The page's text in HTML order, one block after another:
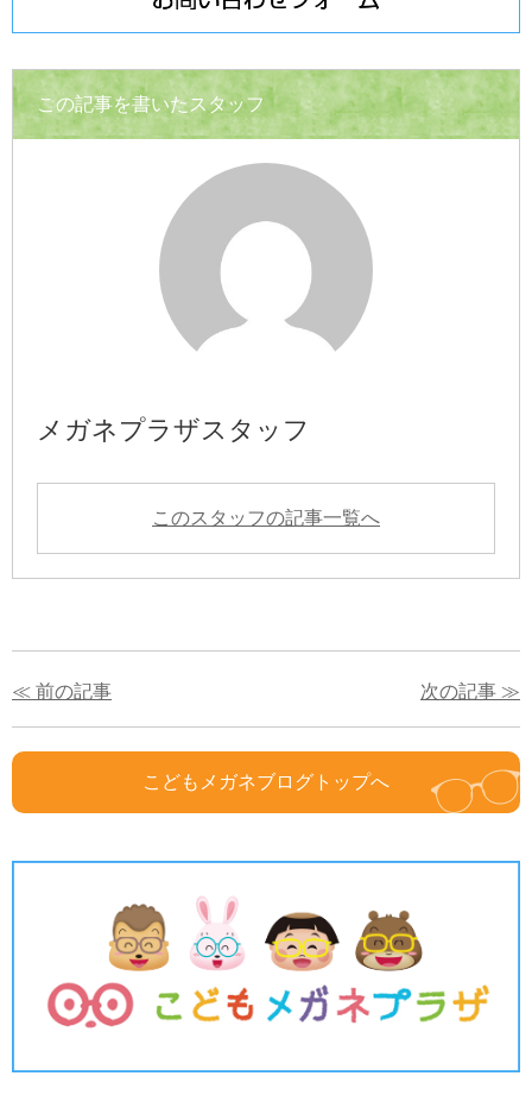
この記事を書いたスタッフ
メガネプラザスタッフ
このスタッフの記事一覧へ
≪ 前の記事 次の記事 ≫
こどもメガネブログトップへ